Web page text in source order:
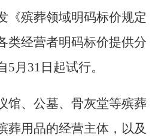
《殡葬领域明码标价规定
类经营者明码标价提供分
月31日起试行。
馆、公墓、骨灰堂等殡葬
葬用品的经营主体，以及